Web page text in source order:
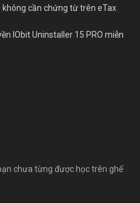
không cần chứng từ trên eTax
IObit Uninstaller 15 PRO miễn
chưa từng được học trên ghế